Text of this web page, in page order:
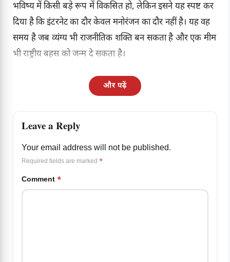
भविष्य में किसी बड़े रूप में विकसित हो, लेकिन इसने यह स्पष्ट कर
दिया है कि इंटरनेट का दौर केवल मनोरंजन का दौर नहीं है। यह वह
समय है जब व्यंग्य भी राजनीतिक शक्ति बन सकता है और एक मीम
भी राष्ट्रीय बहस को जन्म दे सकता है।
और पढ़ें
Leave a Reply
Your email address will not be published.
Required fields are marked *
Comment *